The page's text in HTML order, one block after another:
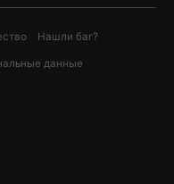
Нашли баг?
данные